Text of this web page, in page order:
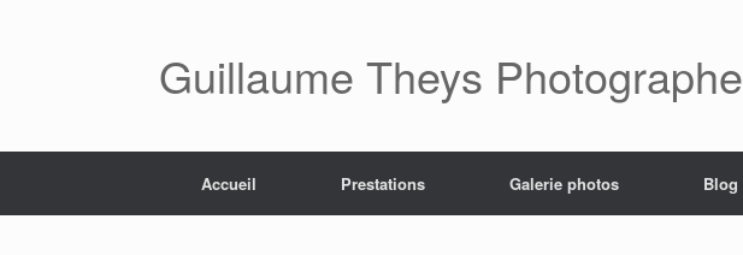
Guillaume Theys Photographe
Accueil Prestations Galerie photos Blog